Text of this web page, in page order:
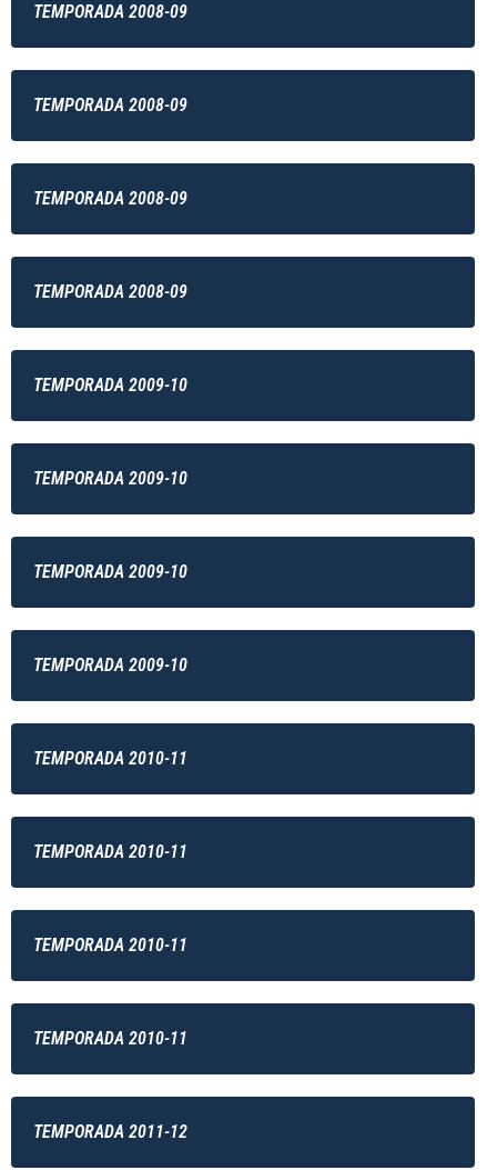
TEMPORADA 2008-09
TEMPORADA 2008-09
TEMPORADA 2008-09
TEMPORADA 2008-09
TEMPORADA 2009-10
TEMPORADA 2009-10
TEMPORADA 2009-10
TEMPORADA 2009-10
TEMPORADA 2010-11
TEMPORADA 2010-11
TEMPORADA 2010-11
TEMPORADA 2010-11
TEMPORADA 2011-12